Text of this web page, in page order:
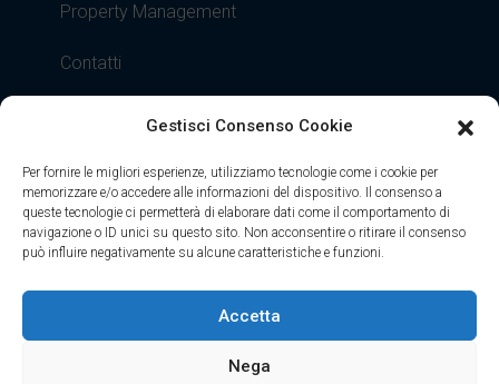
Gestisci Consenso Cookie
Per fornire le migliori esperienze, utilizziamo tecnologie come i cookie per
memorizzare e/o accedere alle informazioni del dispositivo. Il consenso a
queste tecnologie ci permetterà di elaborare dati come il comportamento di
navigazione o ID unici su questo sito. Non acconsentire o ritirare il consenso
può influire negativamente su alcune caratteristiche e funzioni.
Accetta
Nega
Property Management
Contatti